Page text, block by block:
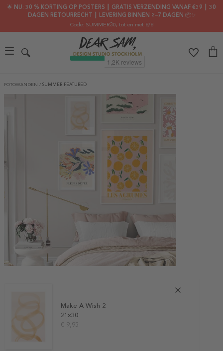
🌟 NU: 30 % KORTING OP POSTERS ┃ GRATIS VERZENDING VANAF €39 ┃ 30
DAGEN RETOURRECHT ┃ LEVERING BINNEN 2–7 DAGEN 📦✨
Code: SUMMER30, tot en met 8/8
FOTOWANDEN / SUMMER FEATURED
Make A Wish 2
21x30
€ 9,95